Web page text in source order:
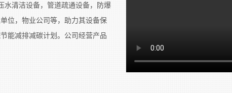
清洁设备，管道疏通设备，防爆
位，物业公司等，助力其设备保
能减排减碳计划。公司经营产品